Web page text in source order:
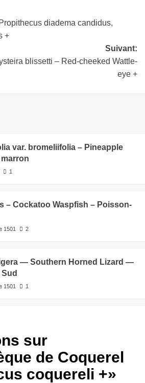
diadema candidus,
+
Suivant:
blissetti – Red-cheeked Wattle-
eye +
var. bromeliifolia – Pineapple
1
– Cockatoo Waspfish – Poisson-
1501
2
— Southern Horned Lizard —
1501 1
sur
de Coquerel
coquereli +»